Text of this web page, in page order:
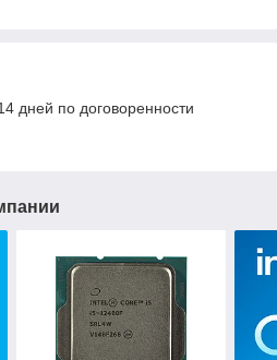
дней по договоренности